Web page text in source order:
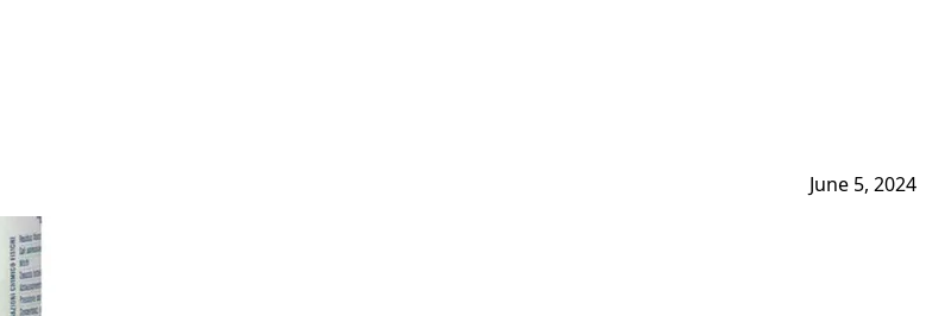
June 5, 2024